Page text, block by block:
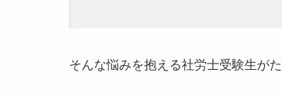
そんな悩みを抱える社労士受験生がた